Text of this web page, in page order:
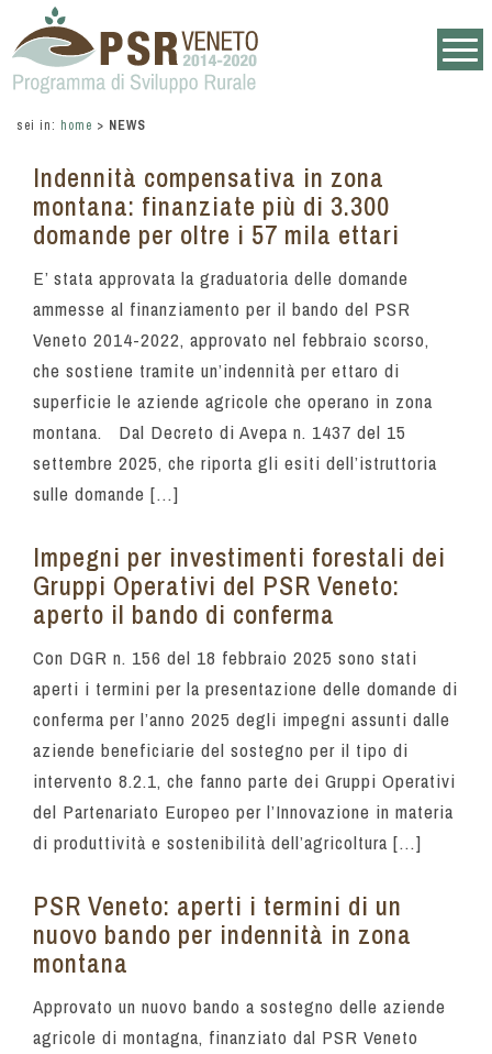
sei in: home > NEWS
Indennità compensativa in zona
montana: finanziate più di 3.300
domande per oltre i 57 mila ettari
E’ stata approvata la graduatoria delle domande
ammesse al finanziamento per il bando del PSR
Veneto 2014-2022, approvato nel febbraio scorso,
che sostiene tramite un’indennità per ettaro di
superficie le aziende agricole che operano in zona
montana. Dal Decreto di Avepa n. 1437 del 15
settembre 2025, che riporta gli esiti dell’istruttoria
sulle domande […]
Impegni per investimenti forestali dei
Gruppi Operativi del PSR Veneto:
aperto il bando di conferma
Con DGR n. 156 del 18 febbraio 2025 sono stati
aperti i termini per la presentazione delle domande di
conferma per l’anno 2025 degli impegni assunti dalle
aziende beneficiarie del sostegno per il tipo di
intervento 8.2.1, che fanno parte dei Gruppi Operativi
del Partenariato Europeo per l’Innovazione in materia
di produttività e sostenibilità dell’agricoltura […]
PSR Veneto: aperti i termini di un
nuovo bando per indennità in zona
montana
Approvato un nuovo bando a sostegno delle aziende
agricole di montagna, finanziato dal PSR Veneto